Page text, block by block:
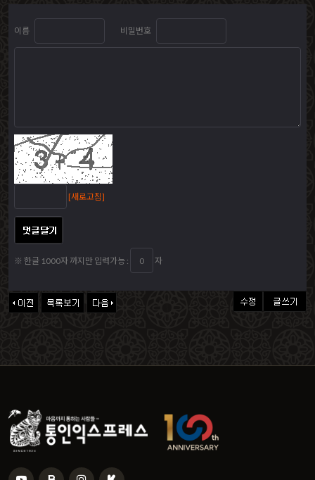
이름 비밀번호
[새로고침]
※ 한글 1000자 까지만 입력가능 : 자